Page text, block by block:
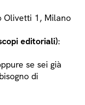
Olivetti 1, Milano
editoriali):
se sei già
di